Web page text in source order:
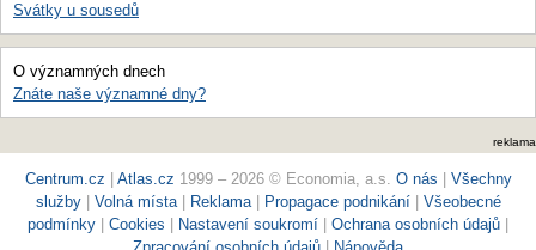
Svátky u sousedů
O významných dnech
Znáte naše významné dny?
reklama
Centrum.cz Atlas.cz 1999 – 2026 © Economia, a.s. O nás
Všechny
služby
Volná místa| Reklama Propagace podnikání| Všeobecné
podmínky
Cookies Nastavení soukromí Ochrana osobních údajů